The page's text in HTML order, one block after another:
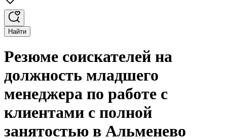
Найти
Резюме соискателей на
должность младшего
менеджера по работе с
клиентами с полной
занятостью в Альменево